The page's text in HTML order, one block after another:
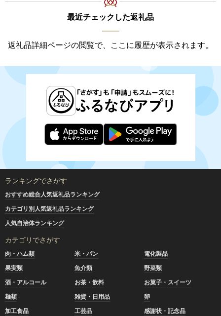
最近チェックした返礼品
返礼品詳細ページの閲覧で、ここに履歴が表示されます。
ランキングでさがす
おすすめ総合人気返礼品ランキング
カテゴリ別人気返礼品ランキング
人気自治体ランキング
カテゴリでさがす
肉・ハム類 米・パン
電化製品
果実類
魚介類
野菜類
酒・アルコール
お茶・飲料
お菓子・スイーツ
麺類
雑貨・日用品
卵
加工食品
工芸品
感謝状・記念品